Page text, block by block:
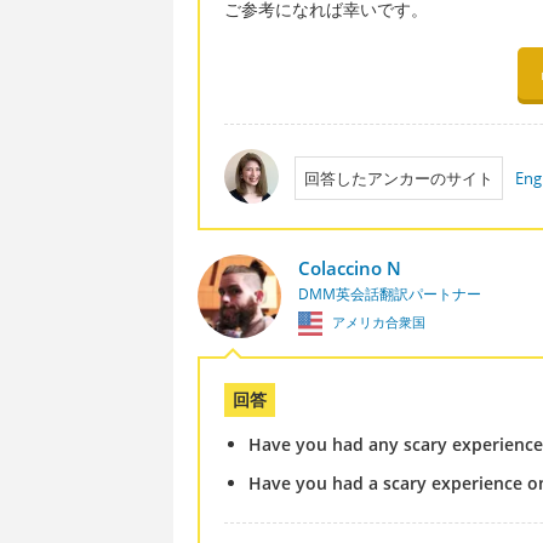
ご参考になれば幸いです。
回答したアンカーのサイト
Colaccino N
DMM英会話翻訳パートナー
アメリカ合衆国
回答
Have you had any scary
Have you had a scary experience